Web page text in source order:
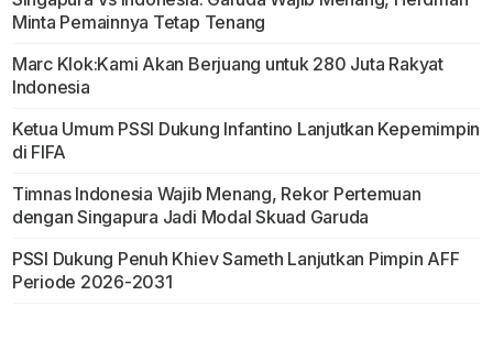
Minta Pemainnya Tetap Tenang
Marc Klok:Kami Akan Berjuang untuk 280 Juta Rakyat
Indonesia
Ketua Umum PSSI Dukung Infantino Lanjutkan Kepemimpin
di FIFA
Timnas Indonesia Wajib Menang, Rekor Pertemuan
dengan Singapura Jadi Modal Skuad Garuda
PSSI Dukung Penuh Khiev Sameth Lanjutkan Pimpin AFF
Periode 2026-2031